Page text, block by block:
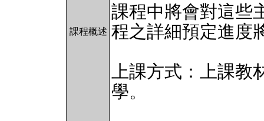
課程概述
課程中將會對這些
程之詳細預定進度
上課方式：上課教
學。